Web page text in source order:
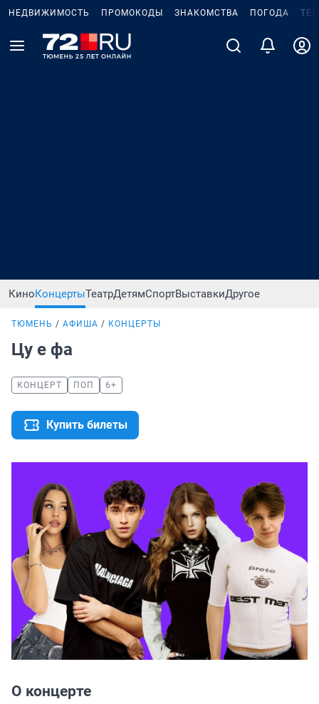
НЕДВИЖИМОСТЬ ПРОМОКОДЫ ЗНАКОМСТВА ПОГОДА
КиноКонцертыТеатрДетямСпортВыставкиДругое
ТЮМЕНЬ АФИША КОНЦЕРТЫ
Цу е фа
КОНЦЕРТ ПОП 6+
Купить билеты
О концерте